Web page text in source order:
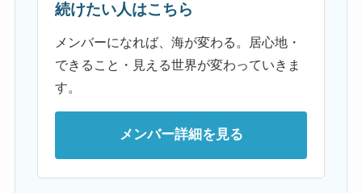
続けたい人はこちら
メンバーになれば、海が変わる。居心地・
できること・見える世界が変わっていきま
す。
メンバー詳細を見る